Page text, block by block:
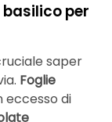
per
saper
Foglie
eccesso di